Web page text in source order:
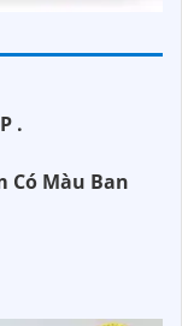
.
Có Màu Ban